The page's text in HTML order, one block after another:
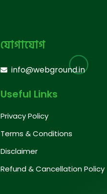
যোগাযোগ
info@webground.in
Useful Links
Privacy Policy
Terms & Conditions
Disclaimer
Refund & Cancellation Policy